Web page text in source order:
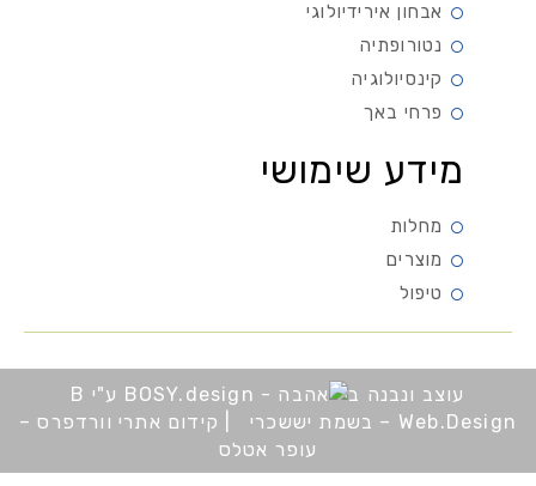
אבחון אירידיולוגי
נטורופתיה
קינסיולוגיה
פרחי באך
מידע שימושי
מחלות
מוצרים
טיפול
עוצב ונבנה ב
ע"י B
Web.Design – בשמת יששכרי
קידום אתרי וורדפרס –
עופר אטלס